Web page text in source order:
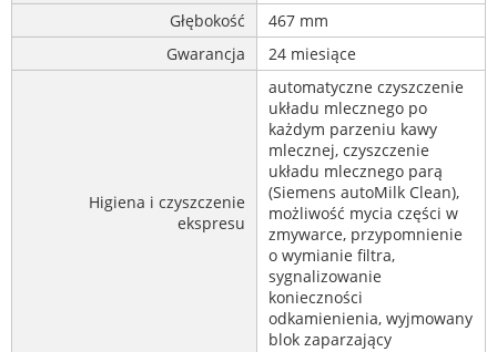
Głębokość
467 mm
Gwarancja
24 miesiące
Higiena i czyszczenie
ekspresu
automatyczne czyszczenie
układu mlecznego po
każdym parzeniu kawy
mlecznej, czyszczenie
układu mlecznego parą
(Siemens autoMilk Clean),
możliwość mycia części w
zmywarce, przypomnienie
o wymianie filtra,
sygnalizowanie
konieczności
odkamienienia, wyjmowany
blok zaparzający